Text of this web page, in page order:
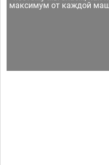
максимум от каждой